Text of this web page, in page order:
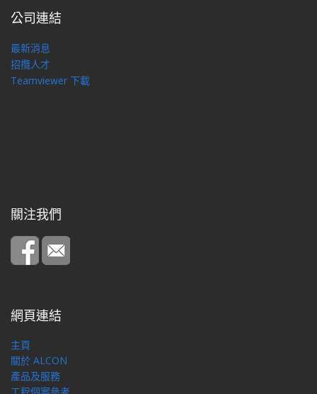
公司連結
最新消息
招攬人才
Teamviewer 下載
關注我們
網頁連結
主頁
關於 ALCON
產品及服務